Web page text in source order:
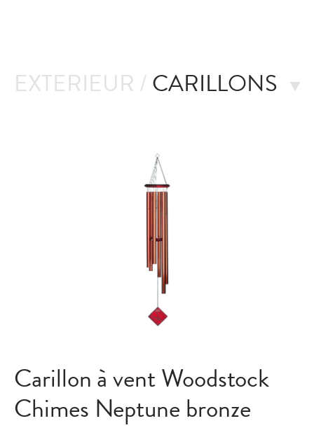
EXTERIEUR / CARILLONS
Carillon à vent Woodstock
Chimes Neptune bronze